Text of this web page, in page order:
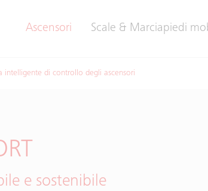
Ascensori Scale & Marciapiedi
intelligente di controllo degli ascensori
e sostenibile